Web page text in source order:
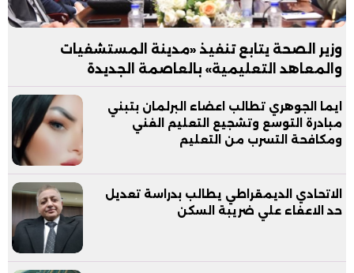
وزير الصحة يتابع تنفيذ «مدينة المستشفيات
والمعاهد التعليمية» بالعاصمة الجديدة
ايما الجوهري تطالب اعضاء البرلمان بتبني
مبادرة التوسع وتشجيع التعليم الفني
ومكافحة التسرب من التعليم
الاتحادي الديمقراطي يطالب بدراسة تعديل
حد الاعفاء علي ضريبة السكن